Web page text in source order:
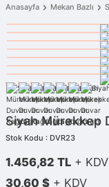
Anasayfa Mekan Bazlı
Siyah Mürekkep
Stok Kodu : DVR23
1.456,82 TL + KDV
30,60 $ + KDV